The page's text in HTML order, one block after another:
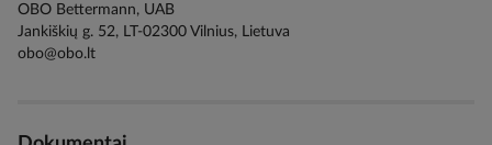
OBO Bettermann, UAB
Jankiškių g. 52, LT-02300 Vilnius, Lietuva
obo@obo.lt